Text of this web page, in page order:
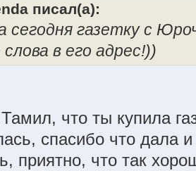
писал(а):
сегодня газетку с
в его адрес!))
что ты купила
спасибо что дала
приятно, что так